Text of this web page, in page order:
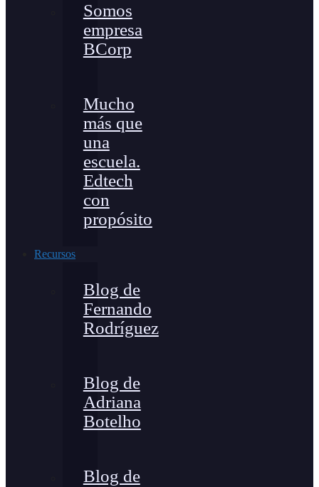
Somos
empresa
BCorp
Mucho
más que
una
escuela.
Edtech
con
propósito
Recursos
Blog de
Fernando
Rodríguez
Blog de
Adriana
Botelho
Blog de